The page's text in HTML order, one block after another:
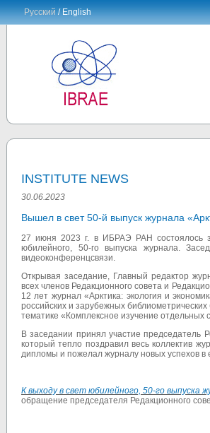
Русский/ English
INSTITUTE NEWS
30.06.2023
Вышел в свет 50-й выпуск журнала
27 июня 2023 г. в ИБРАЭ РАН состоялось
юбилейного, 50-го выпуска журнала.
видеоконференцсвязи.
Открывая заседание, Главный редактор
всех членов Редакционного совета и
12 лет журнал «Арктика: экология и
российских и зарубежных
тематике «Комплексное изучение
В заседании принял участие
который тепло поздравил весь коллектив
дипломы и пожелал журналу новых успехов в
К выходу в свет юбилейного, 50-го выпуска
обращение председателя Редакционного